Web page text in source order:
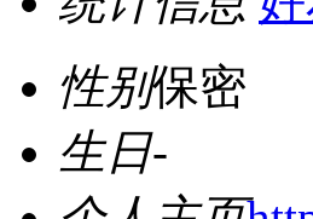
性别保密
生日-